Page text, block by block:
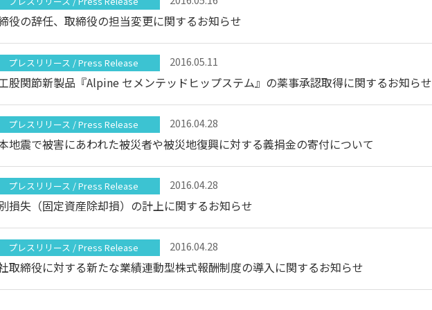
役の辞任、取締役の担当変更に関するお知らせ
プレスリリース / Press Release 2016.05.11
股関節新製品『Alpine セメンテッドヒップステム』の薬事承認取得に関するお知らせ
プレスリリース / Press Release 2016.04.28
地震で被害にあわれた被災者や被災地復興に対する義捐金の寄付について
プレスリリース / Press Release 2016.04.28
損失（固定資産除却損）の計上に関するお知らせ
プレスリリース / Press Release 2016.04.28
取締役に対する新たな業績連動型株式報酬制度の導入に関するお知らせ